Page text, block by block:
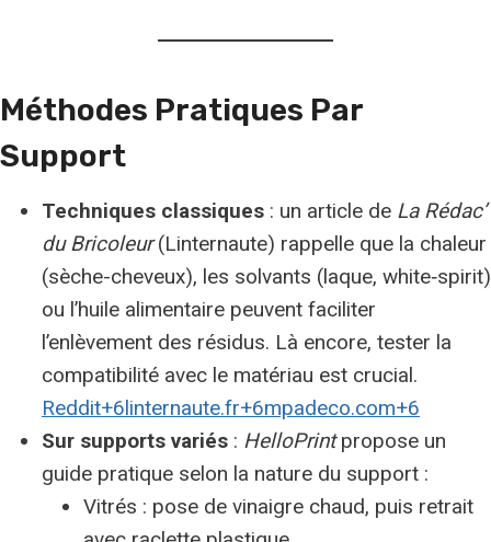
Méthodes Pratiques Par
Support
Techniques classiques : un article de La Rédac’
du Bricoleur(Linternaute) rappelle que la chaleur
(sèche-cheveux), les solvants (laque, white‑spirit)
ou l’huile alimentaire peuvent faciliter
l’enlèvement des résidus. Là encore, tester la
compatibilité avec le matériau est crucial.
Reddit+6linternaute.fr+6mpadeco.com+6
Sur supports variés : HelloPrintpropose un
guide pratique selon la nature du support :
Vitrés : pose de vinaigre chaud, puis retrait